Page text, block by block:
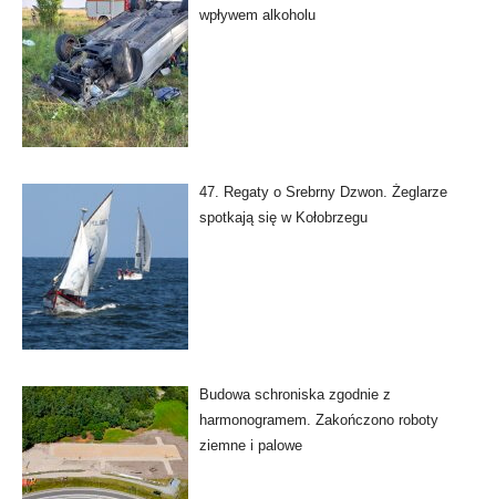
wpływem alkoholu
47. Regaty o Srebrny Dzwon. Żeglarze
spotkają się w Kołobrzegu
Budowa schroniska zgodnie z
harmonogramem. Zakończono roboty
ziemne i palowe